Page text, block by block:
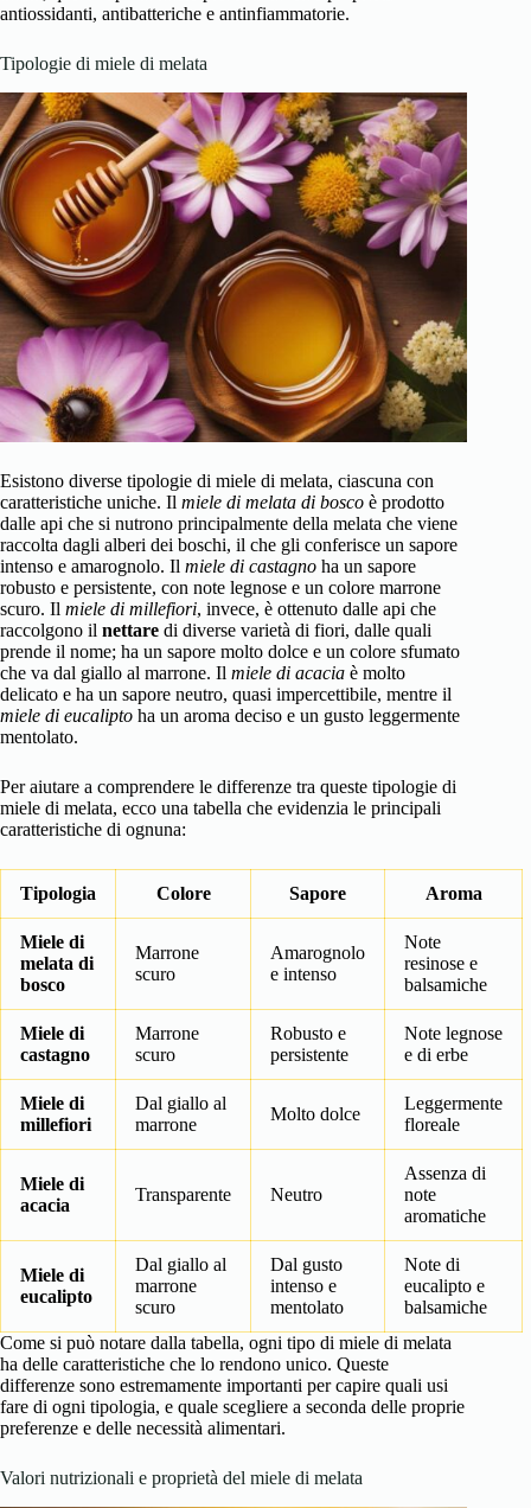
antiossidanti, antibatteriche e antinfiammatorie.
Tipologie di miele di melata
Esistono diverse tipologie di miele di melata, ciascuna con
caratteristiche uniche. Il miele di melata di bosco è prodotto
dalle api che si nutrono principalmente della melata che viene
raccolta dagli alberi dei boschi, il che gli conferisce un sapore
intenso e amarognolo. Il miele di castagno ha un sapore
robusto e persistente, con note legnose e un colore marrone
scuro. Il miele di millefiori, invece, è ottenuto dalle api che
raccolgono il nettare di diverse varietà di fiori, dalle quali
prende il nome; ha un sapore molto dolce e un colore sfumato
che va dal giallo al marrone. Il miele di acacia è molto
delicato e ha un sapore neutro, quasi impercettibile, mentre il
miele di eucalipto ha un aroma deciso e un gusto leggermente
mentolato.
Per aiutare a comprendere le differenze tra queste tipologie di
miele di melata, ecco una tabella che evidenzia le principali
caratteristiche di ognuna:
Tipologia Colore Sapore Aroma
Miele di
melata di
bosco
Marrone
scuro
Amarognolo
e intenso
Note
resinose e
balsamiche
Miele di
castagno
Marrone
scuro
Robusto e
persistente
Note legnose
e di erbe
Miele di
millefiori
Dal giallo al
marrone
Molto dolce
Leggermente
floreale
Miele di
acacia
Transparente Neutro
Assenza di
note
aromatiche
Miele di
eucalipto
Dal giallo al
marrone
scuro
Dal gusto
intenso e
mentolato
Note di
eucalipto e
balsamiche
Come si può notare dalla tabella, ogni tipo di miele di melata
ha delle caratteristiche che lo rendono unico. Queste
differenze sono estremamente importanti per capire quali usi
fare di ogni tipologia, e quale scegliere a seconda delle proprie
preferenze e delle necessità alimentari.
Valori nutrizionali e proprietà del miele di melata